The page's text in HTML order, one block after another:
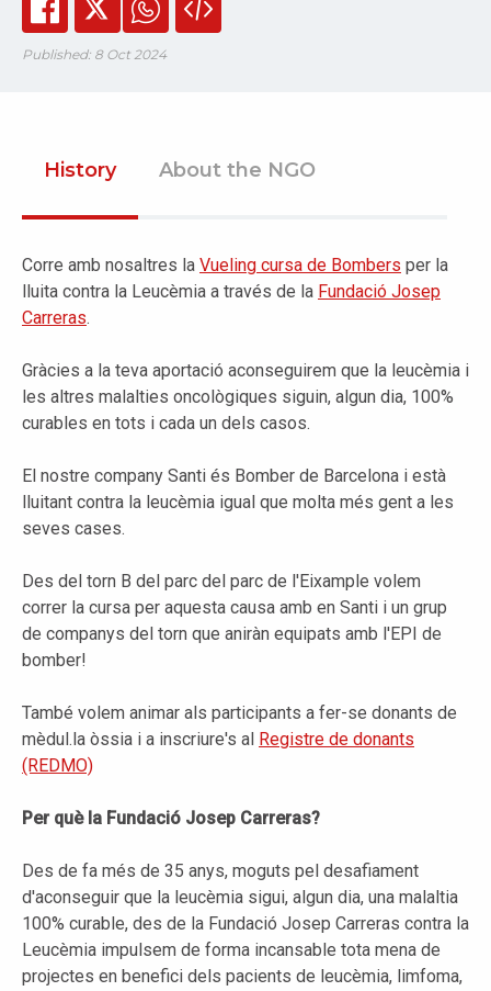
Published: 8 Oct 2024
History About the NGO
Corre amb nosaltres la Vueling cursa de Bombers per la
lluita contra la Leucèmia a través de la Fundació Josep
Carreras.
Gràcies a la teva aportació aconseguirem que la leucèmia i
les altres malalties oncològiques siguin, algun dia, 100%
curables en tots i cada un dels casos.
El nostre company Santi és Bomber de Barcelona i està
lluitant contra la leucèmia igual que molta més gent a les
seves cases.
Des del torn B del parc del parc de l'Eixample volem
correr la cursa per aquesta causa amb en Santi i un grup
de companys del torn que aniràn equipats amb l'EPI de
bomber!
També volem animar als participants a fer-se donants de
mèdul.la òssia i a inscriure's al Registre de donants
(REDMO)
Per què la Fundació Josep Carreras?
Des de fa més de 35 anys, moguts pel desafiament
d'aconseguir que la leucèmia sigui, algun dia, una malaltia
100% curable, des de la Fundació Josep Carreras contra la
Leucèmia impulsem de forma incansable tota mena de
projectes en benefici dels pacients de leucèmia, limfoma,